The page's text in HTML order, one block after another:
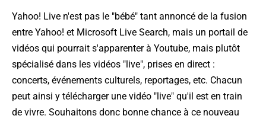
Yahoo! Live n'est pas le "bébé" tant annoncé de la fusion
entre Yahoo! et Microsoft Live Search, mais un portail de
vidéos qui pourrait s'apparenter à Youtube, mais plutôt
spécialisé dans les vidéos "live", prises en direct :
concerts, événements culturels, reportages, etc. Chacun
peut ainsi y télécharger une vidéo "live" qu'il est en train
de vivre. Souhaitons donc bonne chance à ce nouveau